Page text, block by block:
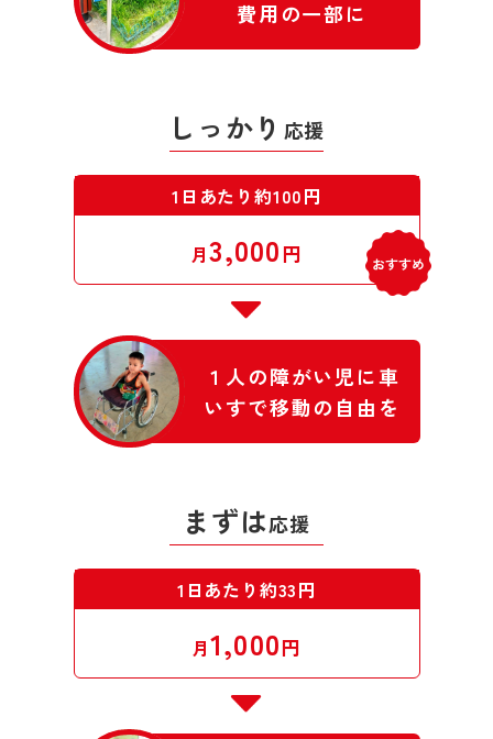
費用の一部に
しっかり 応援
1日あたり約100円
月3,000円
１人の障がい児に車
いすで移動の自由を
まずは応援
1日あたり約33円
月1,000円